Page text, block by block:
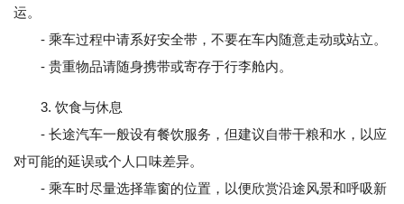
运。
- 乘车过程中请系好安全带，不要在车内随意走动或站立。
- 贵重物品请随身携带或寄存于行李舱内。
3. 饮食与休息
- 长途汽车一般设有餐饮服务，但建议自带干粮和水，以应
对可能的延误或个人口味差异。
- 乘车时尽量选择靠窗的位置，以便欣赏沿途风景和呼吸新